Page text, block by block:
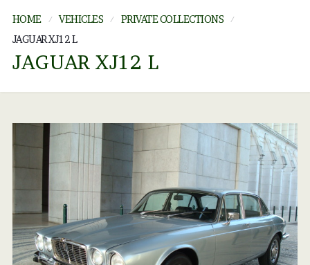
HOME VEHICLES
PRIVATE COLLECTIONS
JAGUAR XJ12 L
JAGUAR XJ12 L